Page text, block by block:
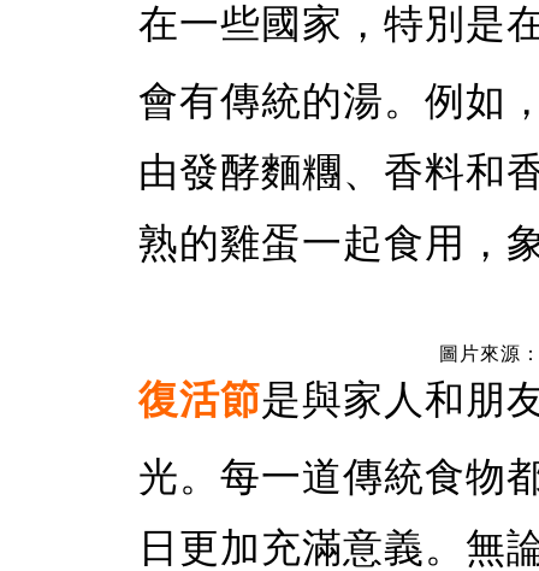
在一些國家，特別是
會有傳統的湯。例如
由發酵麵糰、香料和
熟的雞蛋一起食用，
圖片來源
復活節是與家人和朋
光。每一道傳統食物
日更加充滿意義。無